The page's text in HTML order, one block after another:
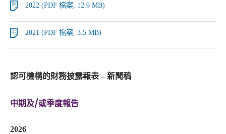
2022 (PDF 檔案, 12.9 MB)
2021 (PDF 檔案, 3.5 MB)
認可機構的財務披露報表 – 新聞稿
中期及/或季度報告
2026